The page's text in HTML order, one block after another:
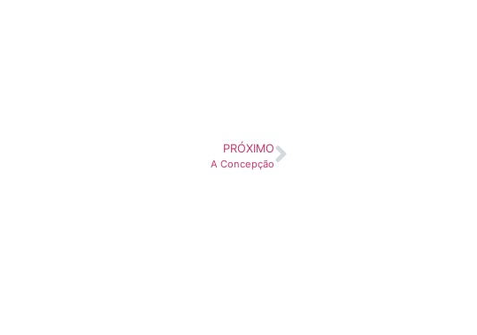
PRÓXIMO
A Concepção